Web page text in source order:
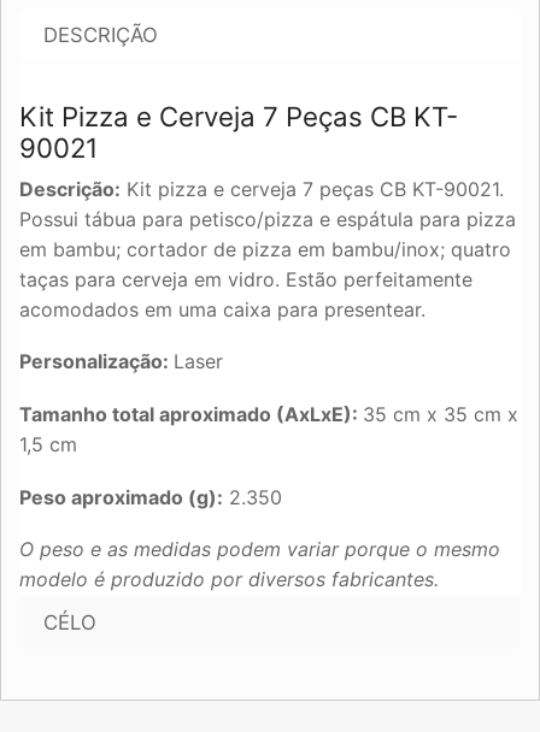
DESCRIÇÃO
Kit Pizza e Cerveja 7 Peças CB KT-
90021
Descrição: Kit pizza e cerveja 7 peças CB KT-90021.
Possui tábua para petisco/pizza e espátula para pizza
em bambu; cortador de pizza em bambu/inox; quatro
taças para cerveja em vidro. Estão perfeitamente
acomodados em uma caixa para presentear.
Personalização: Laser
Tamanho total aproximado (AxLxE): 35 cm x 35 cm x
1,5 cm
Peso aproximado (g): 2.350
O peso e as medidas podem variar porque o mesmo
modelo é produzido por diversos fabricantes.
CÉLO